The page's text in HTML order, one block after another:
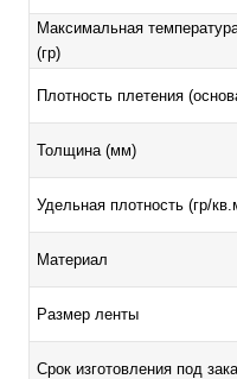
Максимальная
(гр)
Плотность плетения
Толщина (мм)
Удельная плотность (гр/
Материал
Размер ленты
Срок изготовления под